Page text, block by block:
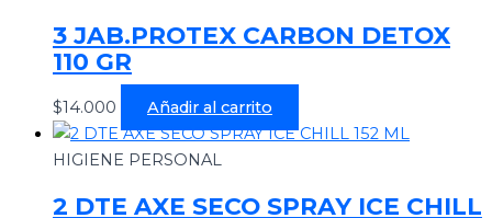
3 JAB.PROTEX CARBON DETOX
110 GR
$14.000 Añadir al carrito
HIGIENE PERSONAL
2 DTE AXE SECO SPRAY ICE CHILL